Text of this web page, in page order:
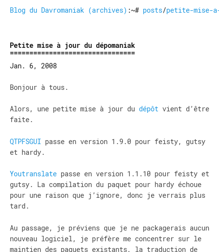
Blog du Davromaniak (archives) :~# posts/petite-mise-
Petite mise à jour du dépomaniak
Jan. 6, 2008
Bonjour à tous.
Alors, une petite mise à jour du dépôt vient d’être
faite.
QTPFSGUI passe en version 1.9.0 pour feisty, gutsy
et hardy.
Youtranslate passe en version 1.1.10 pour feisty et
gutsy. La compilation du paquet pour hardy échoue
pour une raison que j’ignore, donc je verrais plus
tard.
Au passage, je préviens que je ne packagerais aucun
nouveau logiciel, je préfère me concentrer sur le
maintien des paquets existants, la traduction de